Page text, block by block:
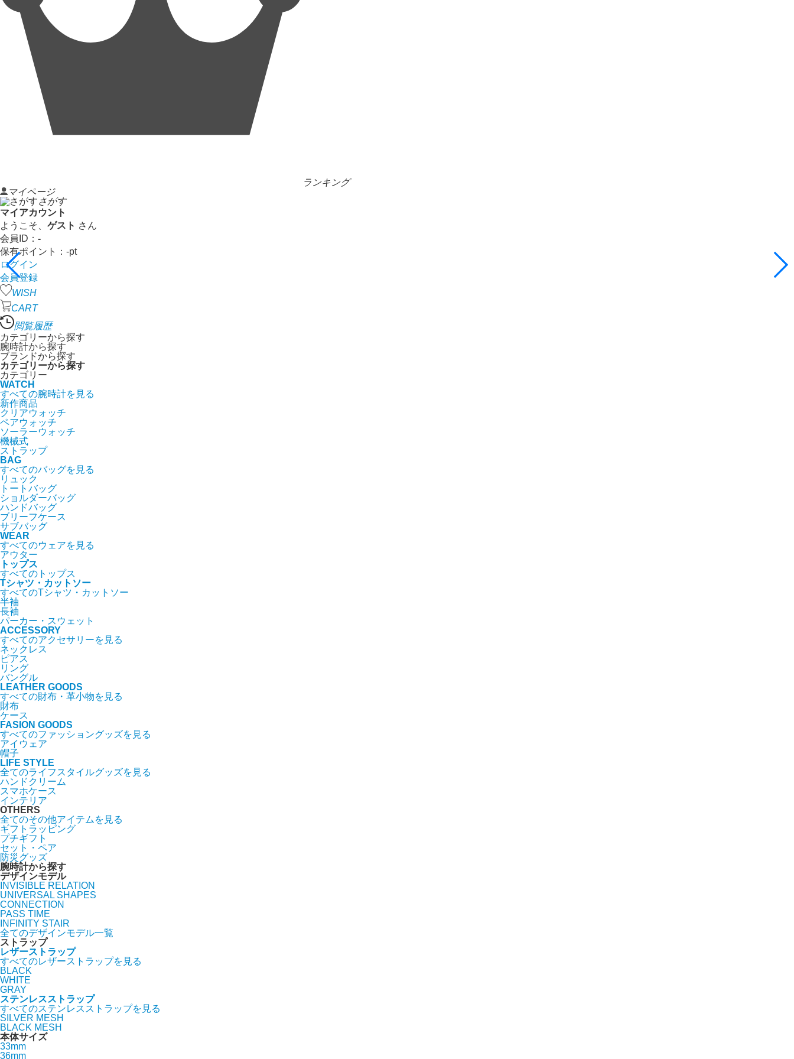
ランキング
マイページ
さがす
マイアカウント
ようこそ、 ゲスト さん
会員ID： -
保有ポイント： -pt
ログイン
会員登録
WISH
CART
閲覧履歴
カテゴリーから探す
腕時計から探す
ブランドから探す
カテゴリーから探す
カテゴリー
WATCH
すべての腕時計を見る
新作商品
クリアウォッチ
ペアウォッチ
ソーラーウォッチ
機械式
ストラップ
BAG
すべてのバッグを見る
リュック
トートバッグ
ショルダーバッグ
ハンドバッグ
ブリーフケース
サブバッグ
WEAR
すべてのウェアを見る
アウター
トップス
すべてのトップス
Tシャツ・カットソー
すべてのTシャツ・カットソー
半袖
長袖
パーカー・スウェット
ACCESSORY
すべてのアクセサリーを見る
ネックレス
ピアス
リング
バングル
LEATHER GOODS
すべての財布・革小物を見る
財布
ケース
FASION GOODS
すべてのファッショングッズを見る
アイウェア
帽子
LIFE STYLE
全てのライフスタイルグッズを見る
ハンドクリーム
スマホケース
インテリア
OTHERS
全てのその他アイテムを見る
ギフトラッピング
プチギフト
セット・ペア
防災グッズ
腕時計から探す
デザインモデル
INVISIBLE RELATION
UNIVERSAL SHAPES
CONNECTION
PASS TIME
INFINITY STAIR
全てのデザインモデル一覧
ストラップ
レザーストラップ
すべてのレザーストラップを見る
BLACK
WHITE
GRAY
ステンレスストラップ
すべてのステンレスストラップを見る
SILVER MESH
BLACK MESH
本体サイズ
33mm
36mm